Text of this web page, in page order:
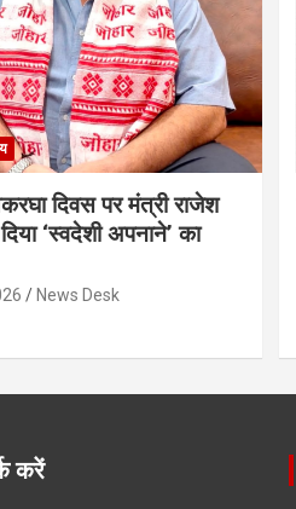
दिवस पर मंत्री राजेश
‘स्वदेशी अपनाने’ का
News Desk
करें